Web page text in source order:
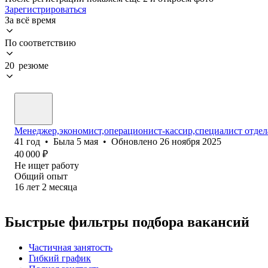
Зарегистрироваться
За всё время
По соответствию
20 резюме
Менеджер,экономист,операционист-кассир,специалист
41 год • Была 5 мая • Обновлено 26 ноября 2025
40 000 ₽
Не ищет работу
Общий опыт
16 лет 2 месяца
Быстрые фильтры подбора вакансий
Частичная занятость
Гибкий график